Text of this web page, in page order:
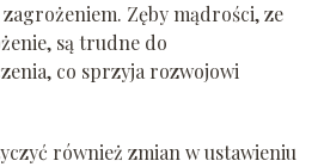
Zęby mądrości, ze
są trudne do
co sprzyja rozwojowi
również zmian w ustawieniu